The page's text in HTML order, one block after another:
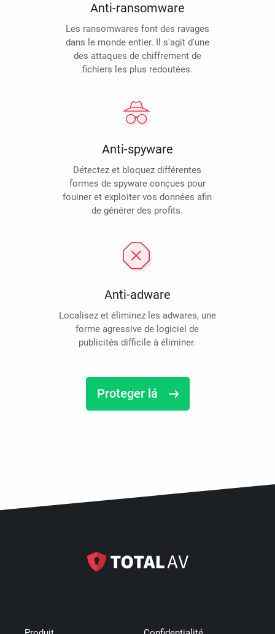
Anti-ransomware
Les ransomwares font des ravages
dans le monde entier. Il s'agit d'une
des attaques de chiffrement de
fichiers les plus redoutées.
Anti-spyware
Détectez et bloquez différentes
formes de spyware conçues pour
fouiner et exploiter vos données afin
de générer des profits.
Anti-adware
Localisez et éliminez les adwares, une
forme agressive de logiciel de
publicités difficile à éliminer.
Proteger lá